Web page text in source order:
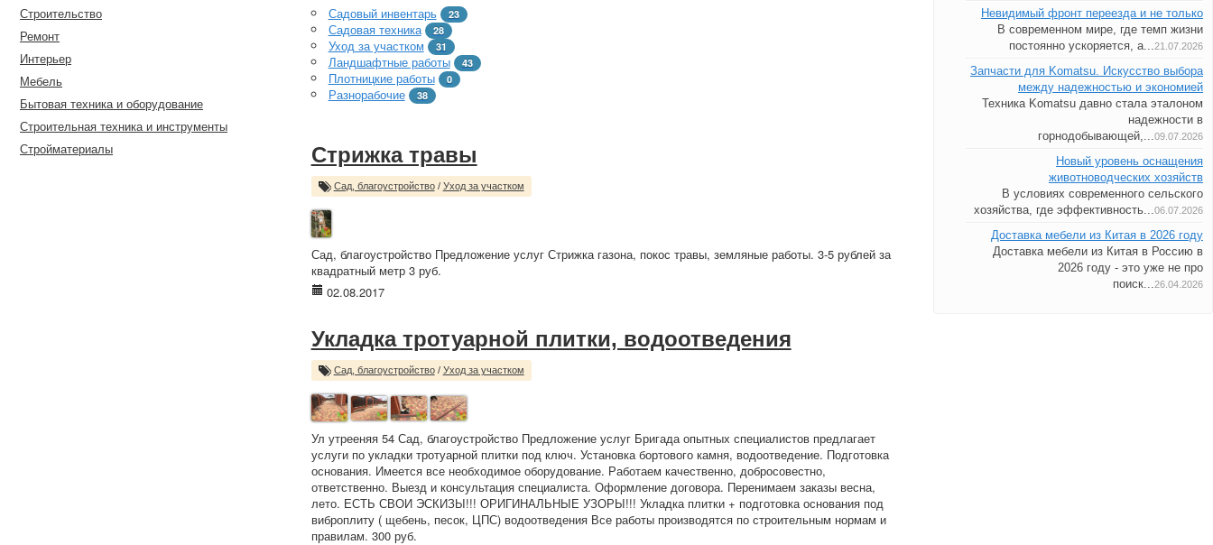
Строительство
Ремонт
Интерьер
Мебель
Бытовая техника и оборудование
Строительная техника и инструменты
Стройматериалы
Садовый инвентарь 23
Садовая техника 28
Уход за участком 31
Ландшафтные работы 43
Плотницкие работы 0
Разнорабочие 38
Стрижка травы
Сад, благоустройство/ Уход за участком
Сад, благоустройство Предложение услуг Стрижка газона, покос травы, земляные работы. 3-5 рублей за
квадратный метр 3 руб.
02.08.2017
Укладка тротуарной плитки, водоотведения
Сад, благоустройство/ Уход за участком
Ул утрееняя 54 Сад, благоустройство Предложение услуг Бригада опытных специалистов предлагает
услуги по укладки тротуарной плитки под ключ. Установка бортового камня, водоотведение. Подготовка
основания. Имеется все необходимое оборудование. Работаем качественно, добросовестно,
ответственно. Выезд и консультация специалиста. Оформление договора. Перенимаем заказы весна,
лето. ЕСТЬ СВОИ ЭСКИЗЫ!!! ОРИГИНАЛЬНЫЕ УЗОРЫ!!! Укладка плитки + подготовка основания под
виброплиту ( щебень, песок, ЦПС) водоотведения Все работы производятся по строительным нормам и
правилам. 300 руб.
Невидимый фронт переезда и не только
В современном мире, где темп жизни
постоянно ускоряется, а...21.07.2026
Запчасти для Komatsu. Искусство выбора
между надежностью и экономией
Техника Komatsu давно стала эталоном
надежности в
горнодобывающей,...09.07.2026
Новый уровень оснащения
животноводческих хозяйств
В условиях современного сельского
хозяйства, где эффективность...06.07.2026
Доставка мебели из Китая в 2026 году
Доставка мебели из Китая в Россию в
2026 году - это уже не про
поиск...26.04.2026